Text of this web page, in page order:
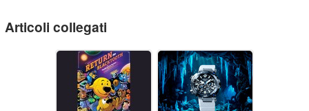
Articoli collegati